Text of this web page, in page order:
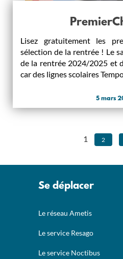
Lisez gratuitement les
sélection de la rentrée ! Le
de la rentrée 2024/2025 et
car des lignes scolaires
5 mars
1 2
Se déplacer
Le réseau Ametis
Le service Resago
Le service Noctibus